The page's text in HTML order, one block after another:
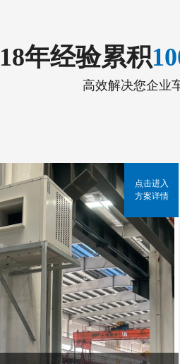
18年经验累积
高效解决您企业
点击进入
方案详情